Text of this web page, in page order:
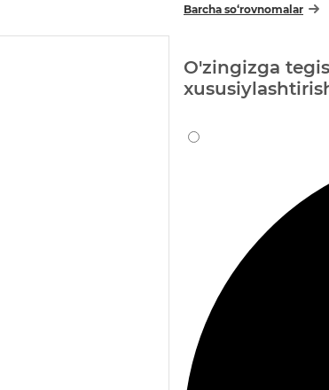
Barcha so‘rovnomalar
O'zingizga